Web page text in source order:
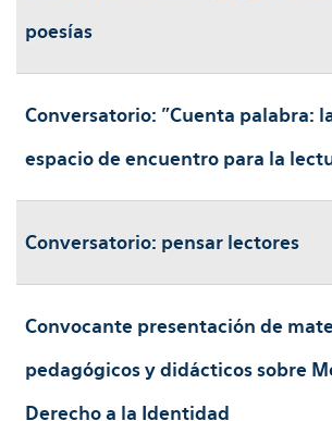
poesías
Conversatorio: "Cuenta palabra:
espacio de encuentro para la
Conversatorio: pensar lectores
Convocante presentación de
pedagógicos y didácticos sobre
Derecho a la Identidad